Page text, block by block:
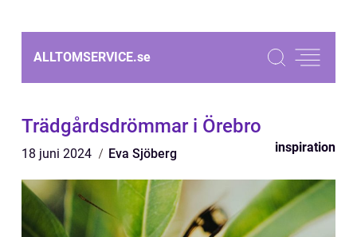
ALLTOMSERVICE.se
Trädgårdsdrömmar i Örebro
18 juni 2024 Eva Sjöberg inspiration